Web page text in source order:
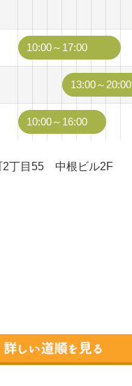
10:00～17:00
13:00～20:00
10:00～16:00
2丁目55 中根ビル2F